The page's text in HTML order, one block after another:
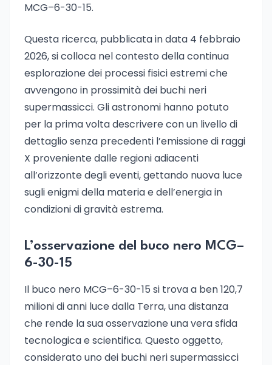
MCG–6-30-15.
Questa ricerca, pubblicata in data 4 febbraio
2026, si colloca nel contesto della continua
esplorazione dei processi fisici estremi che
avvengono in prossimità dei buchi neri
supermassicci. Gli astronomi hanno potuto
per la prima volta descrivere con un livello di
dettaglio senza precedenti l’emissione di raggi
X proveniente dalle regioni adiacenti
all’orizzonte degli eventi, gettando nuova luce
sugli enigmi della materia e dell’energia in
condizioni di gravità estrema.
L’osservazione del buco nero MCG–
6-30-15
Il buco nero MCG–6-30-15 si trova a ben 120,7
milioni di anni luce dalla Terra, una distanza
che rende la sua osservazione una vera sfida
tecnologica e scientifica. Questo oggetto,
considerato uno dei buchi neri supermassicci